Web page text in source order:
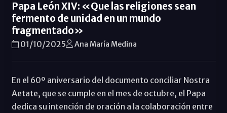
Papa León XIV: «Que las religiones sean
fermento de unidad en un mundo
fragmentado»
01/10/2025 Ana María Medina
En el 60º aniversario del documento conciliar Nostra
Aetate, que se cumple en el mes de octubre, el Papa
dedica su intención de oración a la colaboración entre